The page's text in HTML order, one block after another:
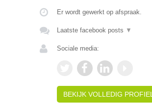
Er wordt gewerkt op afspraak.
Laatste facebook posts ▼
Sociale media:
BEKIJK VOLLEDIG PROFIEL